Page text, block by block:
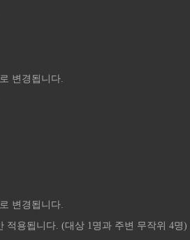
변경됩니다.
변경됩니다.
적용됩니다. (대상 1명과 주변 무작위 4명)